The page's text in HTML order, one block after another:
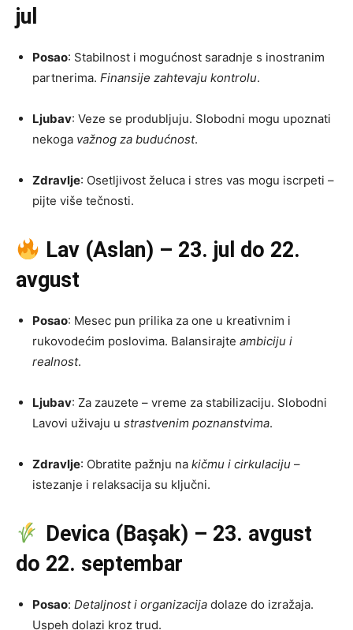
jul
Posao: Stabilnost i mogućnost saradnje s inostranim
partnerima. Finansije zahtevaju kontrolu.
Ljubav: Veze se produbljuju. Slobodni mogu upoznati
nekoga važnog za budućnost.
Zdravlje: Osetljivost želuca i stres vas mogu iscrpeti –
pijte više tečnosti.
Lav (Aslan) – 23. jul do 22.
avgust
Posao: Mesec pun prilika za one u kreativnim i
rukovodećim poslovima. Balansirajte ambiciju i
realnost.
Ljubav: Za zauzete – vreme za stabilizaciju. Slobodni
Lavovi uživaju u strastvenim poznanstvima.
Zdravlje: Obratite pažnju na kičmu i cirkulaciju –
istezanje i relaksacija su ključni.
Devica (Başak) – 23. avgust
do 22. septembar
Posao: Detaljnost i organizacija dolaze do izražaja.
Uspeh dolazi kroz trud.